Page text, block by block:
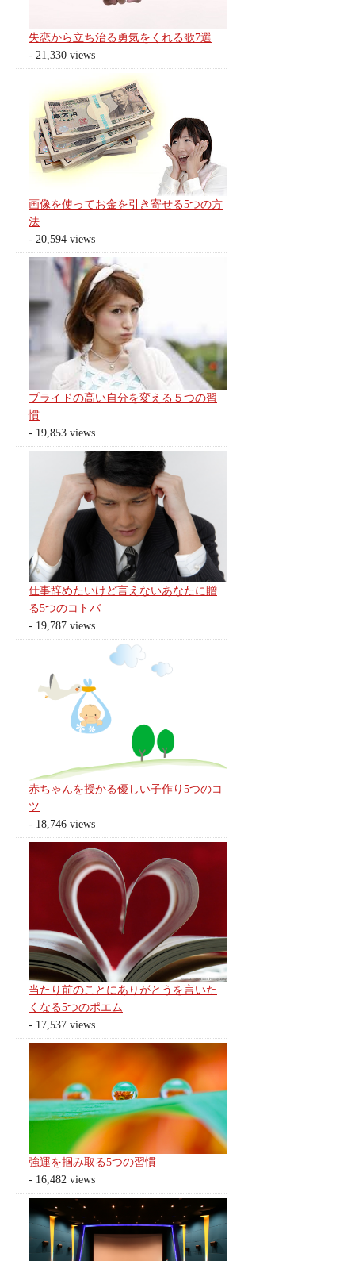
失恋から立ち治る勇気をくれる歌7選
- 21,330 views
画像を使ってお金を引き寄せる5つの方
法
- 20,594 views
プライドの高い自分を変える５つの習
慣
- 19,853 views
仕事辞めたいけど言えないあなたに贈
る5つのコトバ
- 19,787 views
赤ちゃんを授かる優しい子作り5つのコ
ツ
- 18,746 views
当たり前のことにありがとうを言いた
くなる5つのポエム
- 17,537 views
強運を掴み取る5つの習慣
- 16,482 views